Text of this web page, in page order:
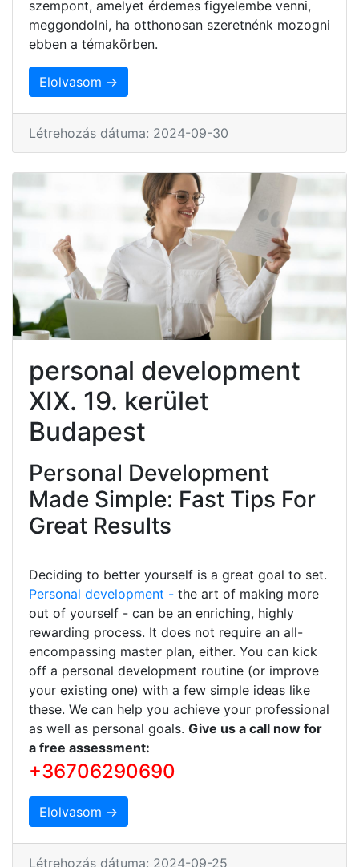
szempont, amelyet érdemes figyelembe venni,
meggondolni, ha otthonosan szeretnénk mozogni
ebben a témakörben.
Elolvasom →
Létrehozás dátuma: 2024-09-30
personal development
XIX. 19. kerület
Budapest
Personal Development
Made Simple: Fast Tips For
Great Results
Deciding to better yourself is a great goal to set.
Personal development - the art of making more
out of yourself - can be an enriching, highly
rewarding process. It does not require an all-
encompassing master plan, either. You can kick
off a personal development routine (or improve
your existing one) with a few simple ideas like
these. We can help you achieve your professional
as well as personal goals. Give us a call now for
a free assessment:
+36706290690
Elolvasom →
Létrehozás dátuma: 2024-09-25